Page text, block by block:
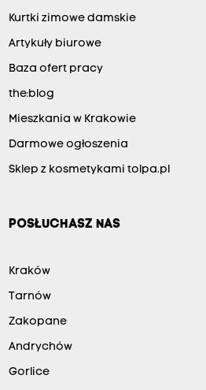
Kurtki zimowe damskie
Artykuły biurowe
Baza ofert pracy
the:blog
Mieszkania w Krakowie
Darmowe ogłoszenia
Sklep z kosmetykami tolpa.pl
POSŁUCHASZ NAS
Kraków
Tarnów
Zakopane
Andrychów
Gorlice